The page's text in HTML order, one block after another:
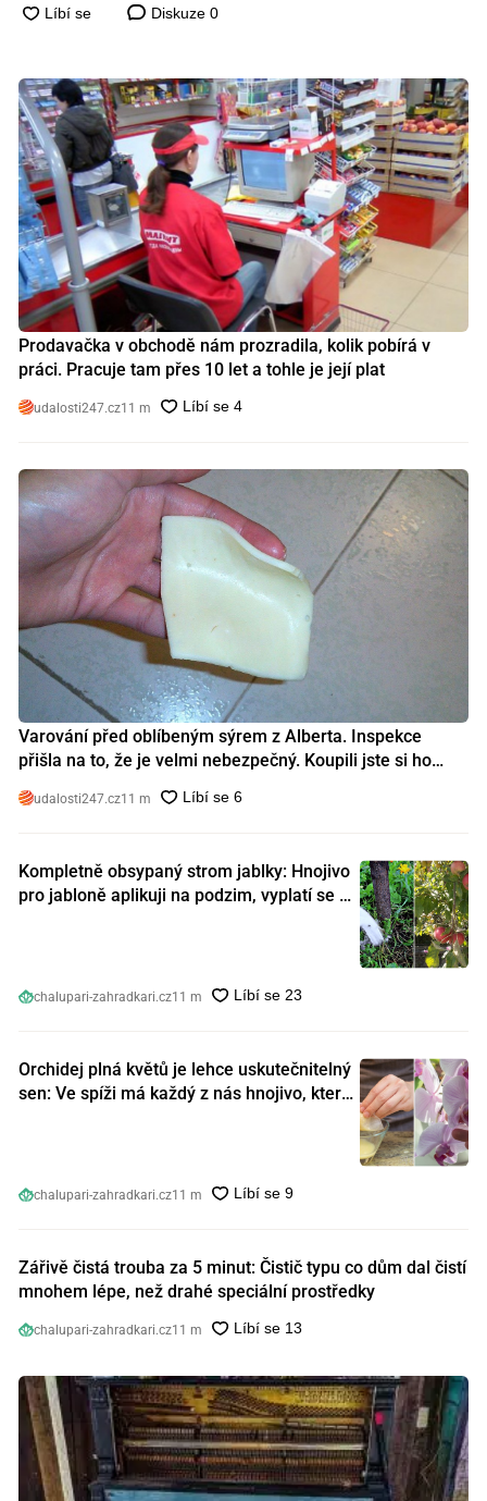
Diskuze 0
Prodavačka v obchodě nám prozradila, kolik pobírá v
práci. Pracuje tam přes 10 let a tohle je její plat
udalosti247.cz11 m
Varování před oblíbeným sýrem z Alberta. Inspekce
přišla na to, že je velmi nebezpečný. Koupili jste si ho
udalosti247.cz11 m
Kompletně obsypaný strom jablky: Hnojivo
pro jabloně aplikuji na podzim, vyplatí se s
chalupari-zahradkari.cz11 m
Orchidej plná květů je lehce uskutečnitelný
sen: Ve spíži má každý z nás hnojivo, které
chalupari-zahradkari.cz11 m
Zářivě čistá trouba za 5 minut: Čistič typu co dům dal čistí
mnohem lépe, než drahé speciální prostředky
chalupari-zahradkari.cz11 m